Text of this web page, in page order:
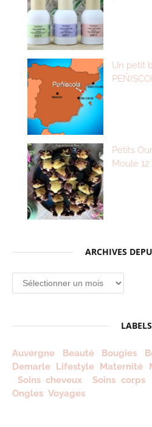
Un petit
Petits
Moule
ARCHIVES
Archives
depuis
LABELS
Auvergne Beauté Bougies
Demarle Lifestyle Maternité
Soins cheveux
Soins corps
Ongles Voyages